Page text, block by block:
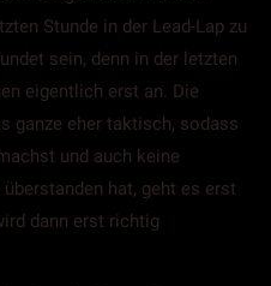
Stunde in der Lead-Lap zu
sein, denn in der letzten
eigentlich erst an. Die
ganze eher taktisch, sodass
und auch keine
hat, geht es erst
dann erst richtig